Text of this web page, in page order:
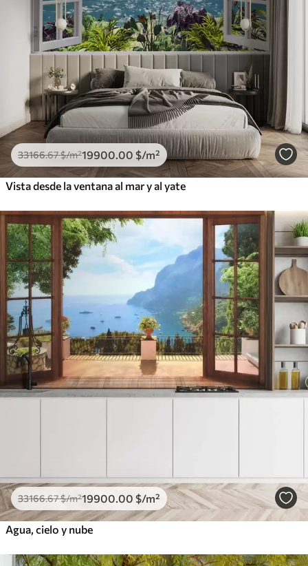
33166.67$/m²19900 .00 $/m²
Vista desde la ventana al mar y al yate
33166.67$/m²19900 .00 $/m²
Agua, cielo y nube